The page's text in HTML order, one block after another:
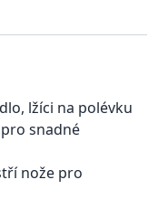
lžíci na polévku
snadné
nože pro